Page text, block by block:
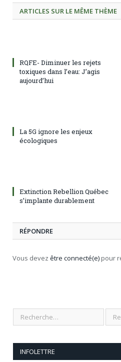
ARTICLES SUR LE MÊME THÈME
RQFE- Diminuer les rejets
toxiques dans l’eau: J’agis
aujourd’hui
La 5G ignore les enjeux
écologiques
Extinction Rebellion Québec
s’implante durablement
RÉPONDRE
Vous devez être connecté(e) pour
INFOLETTRE